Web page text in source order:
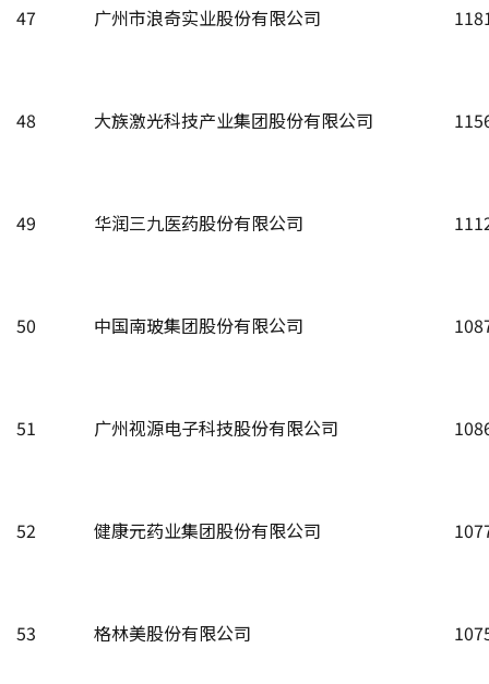
47 广州市浪奇实业股份有限公司
48 大族激光科技产业集团股份有限公司
49 华润三九医药股份有限公司
50 中国南玻集团股份有限公司
51 广州视源电子科技股份有限公司
52 健康元药业集团股份有限公司
53 格林美股份有限公司